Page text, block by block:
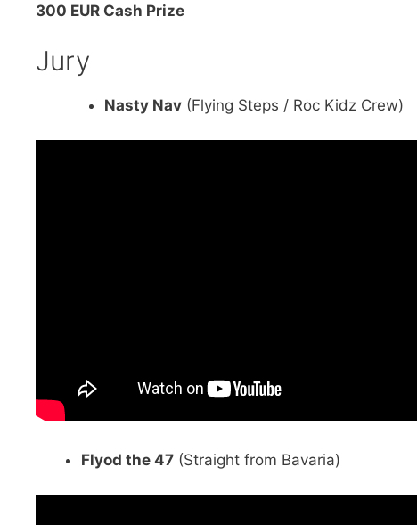
300 EUR Cash Prize
Jury
Nasty Nav(Flying Steps / Roc Kidz Crew)
Flyod the 47 (Straight from Bavaria)